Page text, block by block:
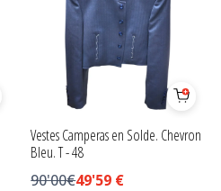
Vestes Camperas en Solde. Chevron
Bleu. T - 48
90'00€49'59 €